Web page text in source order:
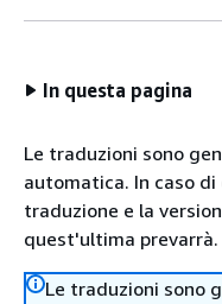
In questa pagina
Le traduzioni sono
automatica. In caso
traduzione e la
quest'ultima prevarrà.
Le traduzioni sono